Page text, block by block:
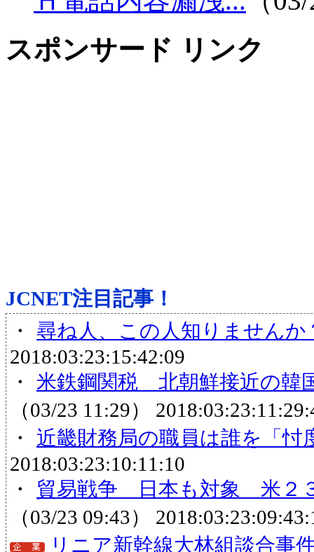
スポンサード リンク
JCNET注目記事！
・ 尋ね人、この人知りませんか
2018:03:23:15:42:09
・ 米鉄鋼関税 北朝鮮接近の韓
（03/23 11:29）
・ 近畿財務局の職員は誰を「忖
2018:03:23:10:11:10
・
貿易戦争 日本も対象 米２
（03/23 09:43）
リニア新幹線大林組談合事